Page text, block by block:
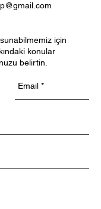
için
konular
belirtin.